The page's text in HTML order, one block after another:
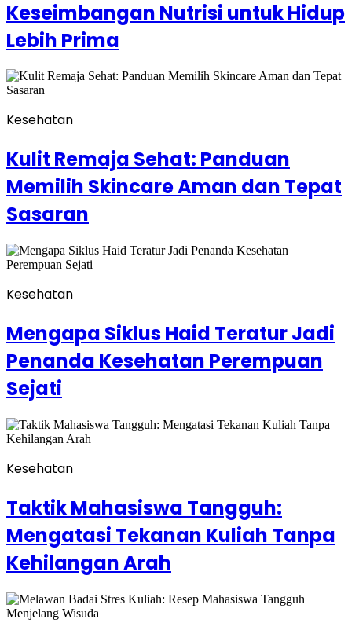
Keseimbangan Nutrisi untuk Hidup
Lebih Prima
Kesehatan
Kulit Remaja Sehat: Panduan
Memilih Skincare Aman dan Tepat
Sasaran
Kesehatan
Mengapa Siklus Haid Teratur Jadi
Penanda Kesehatan Perempuan
Sejati
Kesehatan
Taktik Mahasiswa Tangguh:
Mengatasi Tekanan Kuliah Tanpa
Kehilangan Arah